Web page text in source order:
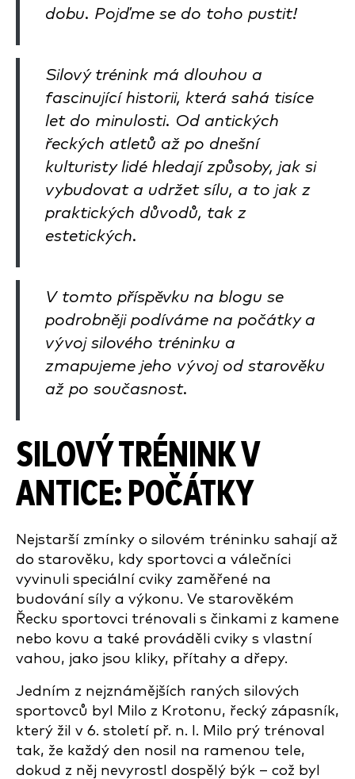
dobu. Pojďme se do toho pustit!
Silový trénink má dlouhou a
fascinující historii, která sahá tisíce
let do minulosti. Od antických
řeckých atletů až po dnešní
kulturisty lidé hledají způsoby, jak si
vybudovat a udržet sílu, a to jak z
praktických důvodů, tak z
estetických.
V tomto příspěvku na blogu se
podrobněji podíváme na počátky a
vývoj silového tréninku a
zmapujeme jeho vývoj od starověku
až po současnost.
SILOVÝ TRÉNINK V
ANTICE: POČÁTKY
Nejstarší zmínky o silovém tréninku sahají až
do starověku, kdy sportovci a válečníci
vyvinuli speciální cviky zaměřené na
budování síly a výkonu. Ve starověkém
Řecku sportovci trénovali s činkami z kamene
nebo kovu a také prováděli cviky s vlastní
vahou, jako jsou kliky, přítahy a dřepy.
Jedním z nejznámějších raných silových
sportovců byl Milo z Krotonu, řecký zápasník,
který žil v 6. století př. n. l. Milo prý trénoval
tak, že každý den nosil na ramenou tele,
dokud z něj nevyrostl dospělý býk – což byl